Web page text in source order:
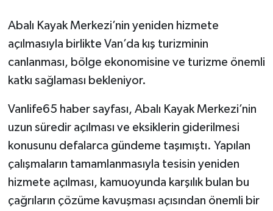
Abalı Kayak Merkezi’nin yeniden hizmete
açılmasıyla birlikte Van’da kış turizminin
canlanması, bölge ekonomisine ve turizme önemli
katkı sağlaması bekleniyor.
Vanlife65 haber sayfası, Abalı Kayak Merkezi’nin
uzun süredir açılması ve eksiklerin giderilmesi
konusunu defalarca gündeme taşımıştı. Yapılan
çalışmaların tamamlanmasıyla tesisin yeniden
hizmete açılması, kamuoyunda karşılık bulan bu
çağrıların çözüme kavuşması açısından önemli bir